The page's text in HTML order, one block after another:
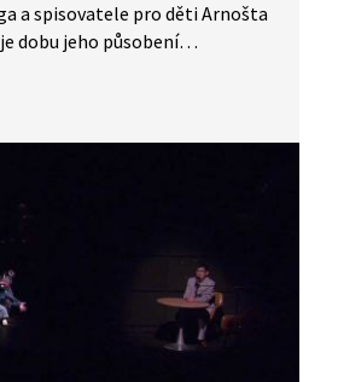
a spisovatele pro děti Arnošta
dobu jeho působení